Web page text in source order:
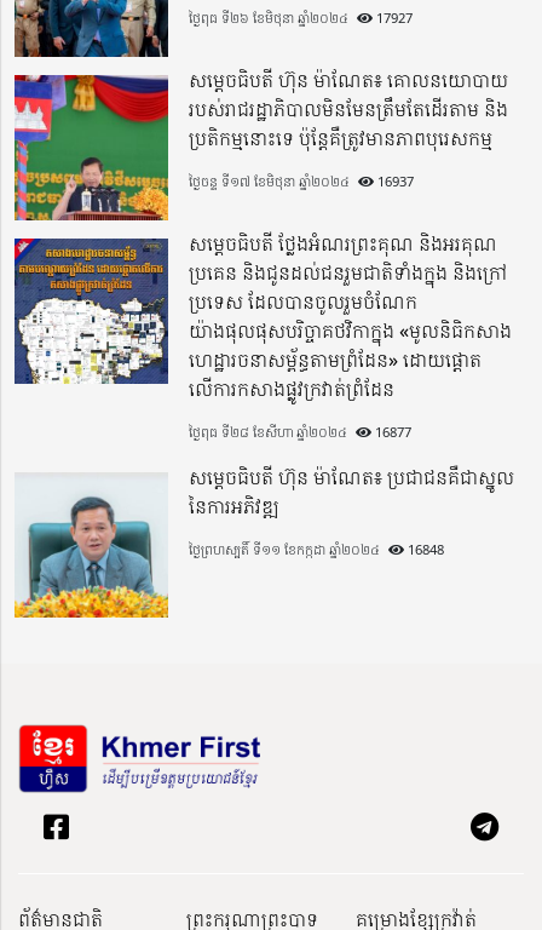
ថ្ងៃពុធ ទី២៦ ខែមិថុនា ឆ្នាំ២០២៤ 17927
សម្តេចធិបតី ហ៊ុន ម៉ាណែត៖ គោលនយោបាយ
របស់រាជរដ្ឋាភិបាលមិនមែនត្រឹមតែដើរតាម និង
ប្រតិកម្មនោះទេ ប៉ុន្តែគឺត្រូវមានភាពបុរេសកម្ម
ថ្ងៃចន្ទ ទី១៧ ខែមិថុនា ឆ្នាំ២០២៤ 16937
សម្តេចធិបតី ថ្លែងអំណរព្រះគុណ និងអរគុណ
ប្រគេន និងជូនដល់ជនរួមជាតិទាំងក្នុង​ និងក្រៅ
ប្រទេស​ ដែលបានចូលរួមចំណែក
យ៉ាងផុលផុសបរិច្ចាគថវិកាក្នុង «មូលនិធិកសាង
ហេដ្ឋារចនាសម្ព័ន្ធតាមព្រំដែន» ដោយផ្ដោត
លើការកសាងផ្លូវក្រវាត់ព្រំដែន
ថ្ងៃពុធ ទី២៨ ខែសីហា ឆ្នាំ២០២៤ 16877
សម្តេចធិបតី ហ៊ុន ម៉ាណែត៖ ប្រជាជនគឺជាស្នូល
នៃការអភិវឌ្ឍ
ថ្ងៃព្រហស្បតិ៍ ទី១១ ខែកក្កដា ឆ្នាំ២០២៤ 16848
ព័ត៌មានជាតិ
ព្រះករុណាព្រះបាទ
គម្រោងខ្សែក្រវ៉ាត់